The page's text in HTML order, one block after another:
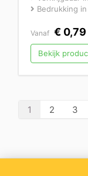
Bedrukking
Vanaf € 0,79
Bekijk
1 2 3